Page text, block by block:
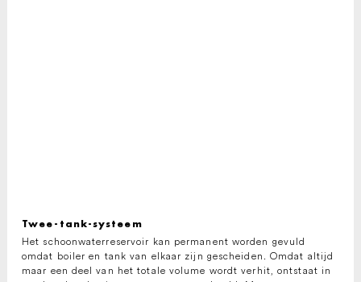
Twee-tank-systeem
Het schoonwaterreservoir kan permanent worden gevuld
omdat boiler en tank van elkaar zijn gescheiden. Omdat altijd
maar een deel van het totale volume wordt verhit, ontstaat in